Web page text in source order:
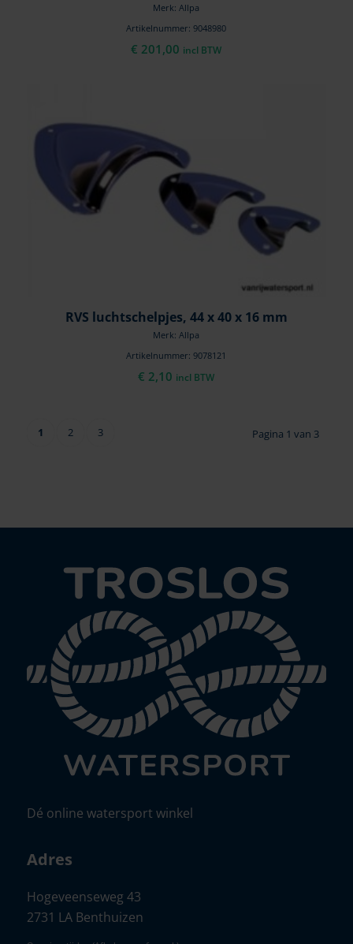
Merk: Allpa
Artikelnummer: 9048980
€ 201,00 incl BTW
RVS luchtschelpjes, 44 x 40 x 16 mm
Merk: Allpa
Artikelnummer: 9078121
€ 2,10 incl BTW
Pagina 1 van 3
1 2 3
Dé online watersport winkel
Adres
Hogeveenseweg 43
2731 LA Benthuizen